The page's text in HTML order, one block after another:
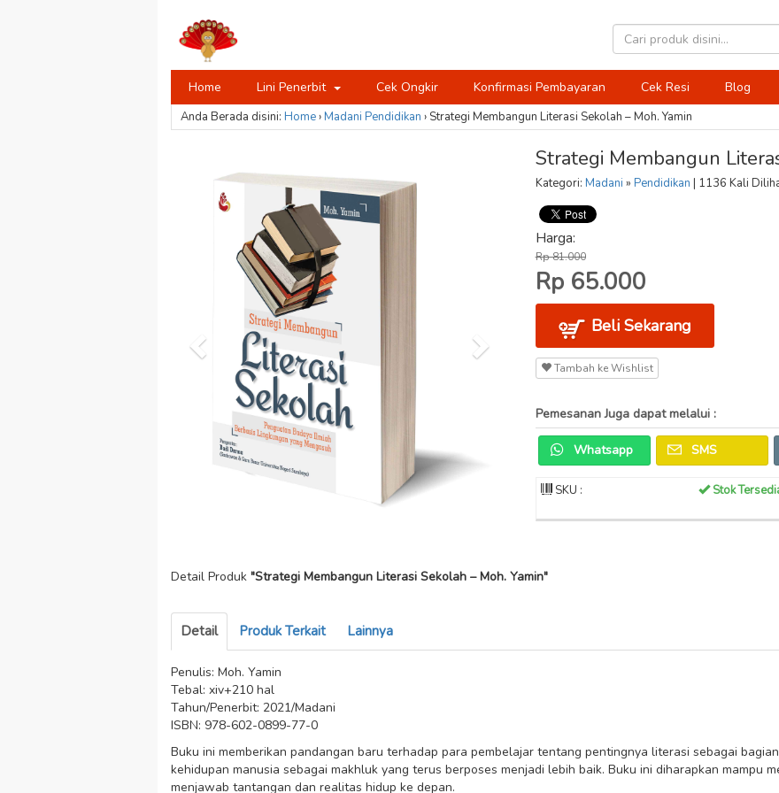
Home Lini Penerbit Cek Ongkir Konfirmasi Pembayaran Cek Resi Blog
Anda Berada disini: Home›Madani Pendidikan › Strategi Membangun Literasi Sekolah – Moh. Yamin
Strategi Membangun
Kategori: Madani » Pendidikan | 1136 Kali
Harga:
Rp 81.000
Rp 65.000
Beli Sekarang
Tambah ke Wishlist
Pemesanan Juga dapat melalui :
Whatsapp SMS
SKU : Stok
Detail Produk "Strategi Membangun Literasi Sekolah – Moh. Yamin"
Detail Produk Terkait Lainnya
Penulis: Moh. Yamin
Tebal: xiv+210 hal
Tahun/Penerbit: 2021/Madani
ISBN: 978-602-0899-77-0
Buku ini memberikan pandangan baru terhadap para pembelajar tentang pentingnya literasi sebagai
kehidupan manusia sebagai makhluk yang terus berposes menjadi lebih baik. Buku ini diharapkan mampu
menjawab tantangan dan realitas hidup ke depan.